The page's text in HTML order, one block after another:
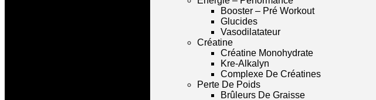
Booster – Pré Workout
Glucides
Vasodilatateur
Créatine
Créatine Monohydrate
Kre-Alkalyn
Complexe De Créatines
Perte De Poids
Brûleurs De Graisse